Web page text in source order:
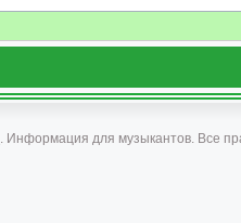
. Информация для музыкантов. Все